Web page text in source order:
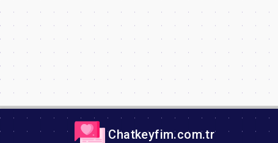
Chatkeyfim.com.tr